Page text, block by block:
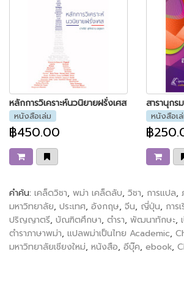
หลักการวิเคราะห์นวนิยายฝรั่งเศส
หนังสือเล่ม
฿450.00
หนังสือเ
฿
คำค้น: เคล็ดวิชา, พม่า เคล็ดลับ, วิชา, การแปล,
มหาวิทยาลัย, ประเทศ, อังกฤษ, จีน, ญี่ปุ่น, การ
ปริญญาตรี, บัณฑิตศึกษา, ตำรา, พัฒนาทักษะ,
ตำราภาษาพม่า, แปลพม่าเป็นไทย Academic,
มหาวิทยาลัยเชียงใหม่, หนังสือ, อีบุ๊ค, ebook,